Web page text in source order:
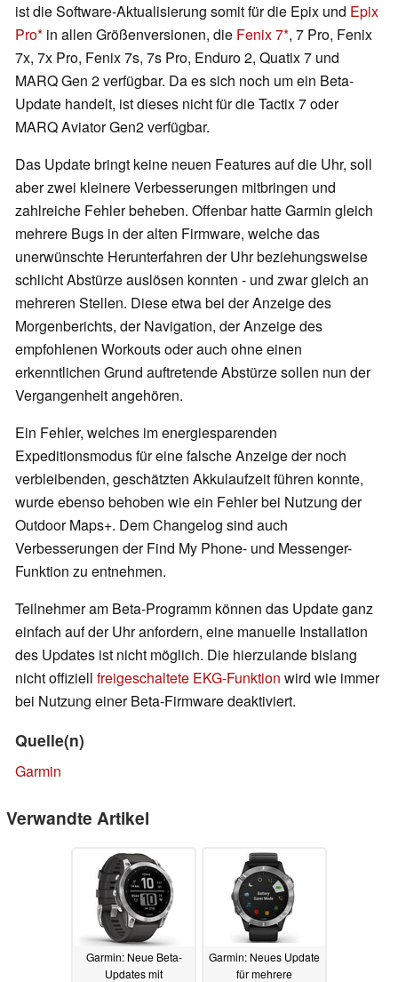
ist die Software-Aktualisierung somit für die Epix und Epix
Pro in allen Größenversionen, die Fenix 7 , 7 Pro, Fenix
7x, 7x Pro, Fenix 7s, 7s Pro, Enduro 2, Quatix 7 und
MARQ Gen 2 verfügbar. Da es sich noch um ein Beta-
Update handelt, ist dieses nicht für die Tactix 7 oder
MARQ Aviator Gen2 verfügbar.
Das Update bringt keine neuen Features auf die Uhr, soll
aber zwei kleinere Verbesserungen mitbringen und
zahlreiche Fehler beheben. Offenbar hatte Garmin gleich
mehrere Bugs in der alten Firmware, welche das
unerwünschte Herunterfahren der Uhr beziehungsweise
schlicht Abstürze auslösen konnten - und zwar gleich an
mehreren Stellen. Diese etwa bei der Anzeige des
Morgenberichts, der Navigation, der Anzeige des
empfohlenen Workouts oder auch ohne einen
erkenntlichen Grund auftretende Abstürze sollen nun der
Vergangenheit angehören.
Ein Fehler, welches im energiesparenden
Expeditionsmodus für eine falsche Anzeige der noch
verbleibenden, geschätzten Akkulaufzeit führen konnte,
wurde ebenso behoben wie ein Fehler bei Nutzung der
Outdoor Maps+. Dem Changelog sind auch
Verbesserungen der Find My Phone- und Messenger-
Funktion zu entnehmen.
Teilnehmer am Beta-Programm können das Update ganz
einfach auf der Uhr anfordern, eine manuelle Installation
des Updates ist nicht möglich. Die hierzulande bislang
nicht offiziell freigeschaltete EKG-Funktion wird wie immer
bei Nutzung einer Beta-Firmware deaktiviert.
Quelle(n)
Garmin
Verwandte Artikel
Garmin: Neue Beta-
Updates mit
Garmin: Neues Update
für mehrere